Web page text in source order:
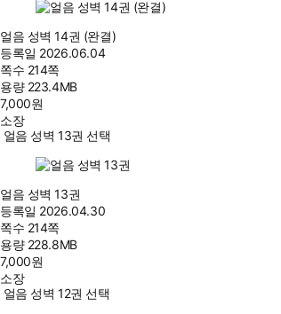
얼음 성벽 14권 (완결)
등록일 2026.06.04
쪽수 214쪽
용량 223.4MB
7,000원
소장
얼음 성벽 13권 선택
얼음 성벽 13권
등록일 2026.04.30
쪽수 214쪽
용량 228.8MB
7,000원
소장
얼음 성벽 12권 선택